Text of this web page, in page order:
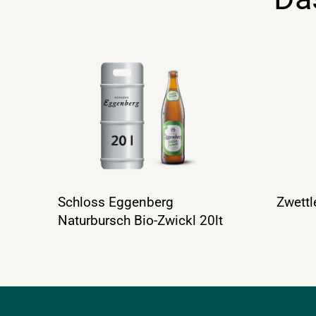
Schloss Eggenberg
Naturbursch Bio-Zwickl 20lt